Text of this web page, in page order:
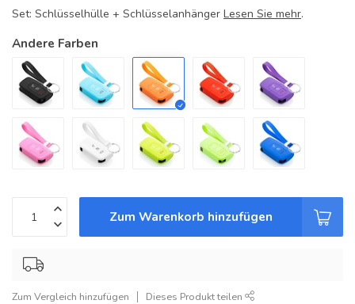
Set: Schlüsselhülle + Schlüsselanhänger Lesen Sie mehr.
Andere Farben
Zum Warenkorb hinzufügen
Zum Vergleich hinzufügen Dieses Produkt teilen